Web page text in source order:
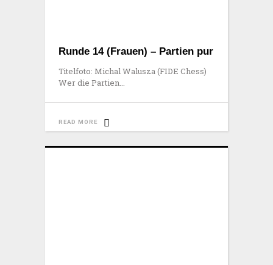
Runde 14 (Frauen) – Partien pur
Titelfoto: Michal Walusza (FIDE Chess)
Wer die Partien
READ MORE